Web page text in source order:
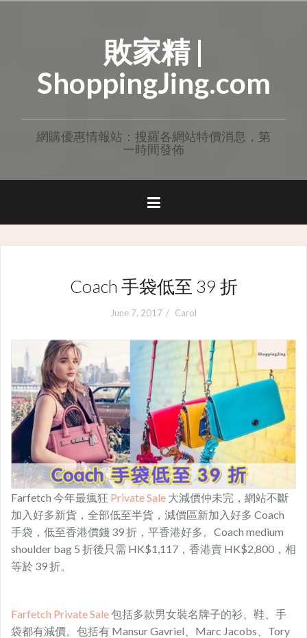
敗家精 |
ShoppingJing.com
網購優惠情報站：搜羅各網站特價消息，第
一時間發佈
Coach 手袋低至 39 折
June 7, 2017 Carol
Farfetch 今年最瘋狂 Private Sale 大減價仲未完，網站不斷
加入好多新貨，全部低至半貨，減價區新加入好多 Coach
手袋，低至香港價錢 39 折，平香港好多。Coach medium
shoulder bag 5 折後只需 HK$1,117，香港賣 HK$2,800，相
等於 39 折。
Farfetch Private Sale包括多款男女裝名牌子的衫、鞋、手
袋都有減價。包括有 Mansur Gavriel、Marc Jacobs、Tory